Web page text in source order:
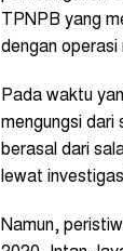
TPNPB yang
dengan operasi
Pada waktu
mengungsi dari
berasal dari
lewat
Namun,